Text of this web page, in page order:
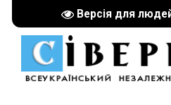
Версія для